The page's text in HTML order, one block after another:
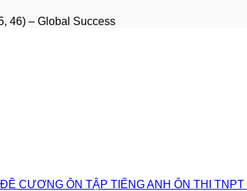
46) – Global Success
CƯƠNG ÔN TẬP TIẾNG ANH ÔN THI TNPT